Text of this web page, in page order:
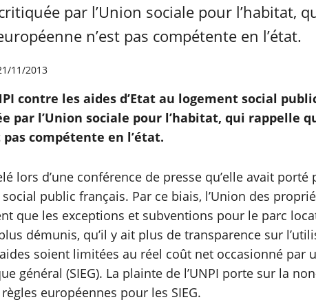
par l’Union sociale pour l’habitat,
n’est pas compétente en l’état.
11/2013
contre les aides d’Etat au logement social
par l’Union sociale pour l’habitat, qui rappelle
pas compétente en l’état.
lors d’une conférence de presse qu’elle avait
social public français. Par ce biais, l’Union des
que les exceptions et subventions pour le parc
démunis, qu’il y ait plus de transparence sur
soient limitées au réel coût net occasionné par
général (SIEG). La plainte de l’UNPI porte sur la
européennes pour les SIEG.